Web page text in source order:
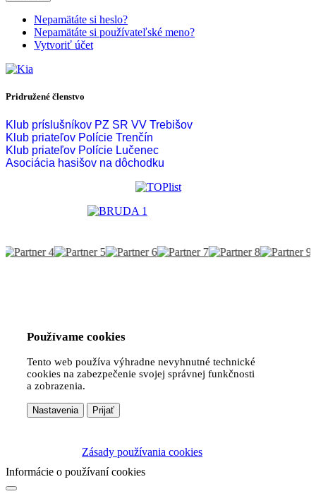
Nepamätáte si heslo?
Nepamätáte si používateľské meno?
Vytvoriť účet
Pridružené členstvo
Klub príslušníkov PZ SR VV Trebišov
Klub priateľov Polície Trenčín
Klub priateľov Polície Lučenec
Asociácia hasišov na dôchodku
Používame cookies
Tento web používa výhradne nevyhnutné technické
cookies na zabezpečenie svojej správnej funkčnosti
a zobrazenia.
Nastavenia Prijať
Zásady používania cookies
Informácie o používaní cookies